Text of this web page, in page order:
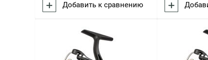
Добавить к сравнению